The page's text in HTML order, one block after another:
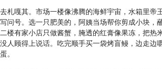
札嘎其。市场一楼像沸腾的海鲜宇宙，水箱里帝
问号。选一只肥美的，阿姨当场帮你剪成小块，
楼有家小店只做酱蟹，腌透的红膏像果冻，把热
人顾得上说话。吃完顺手买一袋烤盲鳗，边走边
。